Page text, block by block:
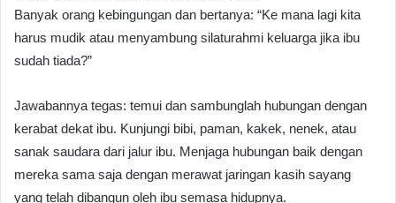
Banyak orang kebingungan dan bertanya: “Ke mana lagi kita
harus mudik atau menyambung silaturahmi keluarga jika ibu
sudah tiada?”
Jawabannya tegas: temui dan sambunglah hubungan dengan
kerabat dekat ibu. Kunjungi bibi, paman, kakek, nenek, atau
sanak saudara dari jalur ibu. Menjaga hubungan baik dengan
mereka sama saja dengan merawat jaringan kasih sayang
yang telah dibangun oleh ibu semasa hidupnya.